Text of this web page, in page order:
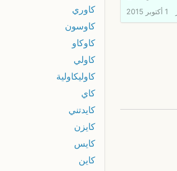
1 أكتوبر 2015
كاوري
كاوسون
كاوكاو
كاولي
كاوليكاولية
كاي
كايدتني
كايزن
كايس
كاين